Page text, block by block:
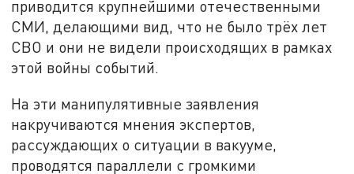
приводится крупнейшими отечественными
СМИ, делающими вид, что не было трёх лет
СВО и они не видели происходящих в рамках
этой войны событий.
На эти манипулятивные заявления
накручиваются мнения экспертов,
рассуждающих о ситуации в вакууме,
проводятся параллели с громкими